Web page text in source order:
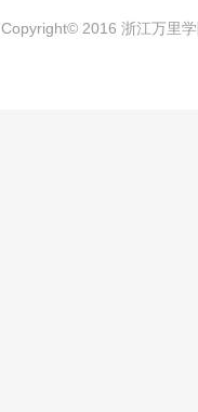
Copyright© 2016 浙江万里